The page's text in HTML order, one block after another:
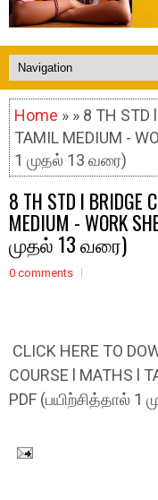
Home » » 8 TH STD
TAMIL MEDIUM -
1 முதல் 13 வரை)
8 TH STD l BRIDGE
MEDIUM - WORK
முதல் 13 வரை)
0 comments
CLICK HERE TO
COURSE l MATHS l
PDF (பயிற்சித்தால் 1